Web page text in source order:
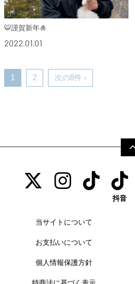
🐯謹賀新年🎍
2022.01.01
1 2 次の8件 ›
抖音
当サイトについて
お支払いについて
個人情報保護方針